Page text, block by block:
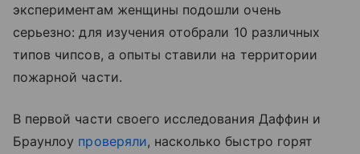
экспериментам женщины подошли очень
серьезно: для изучения отобрали 10 различных
типов чипсов, а опыты ставили на территории
пожарной части.
В первой части своего исследования Даффин и
Браунлоу проверяли, насколько быстро горят